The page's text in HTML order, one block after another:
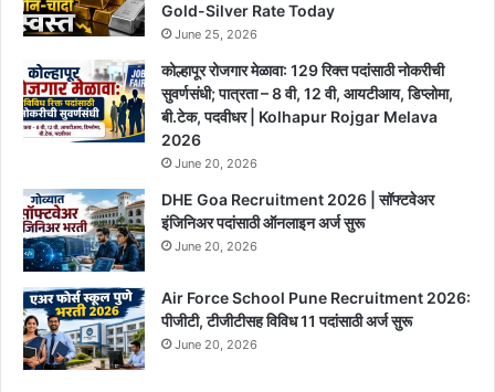
Gold-Silver Rate Today
June 25, 2026
कोल्हापूर रोजगार मेळावा: 129 रिक्त पदांसाठी नोकरीची
सुवर्णसंधी; पात्रता – 8 वी, 12 वी, आयटीआय, डिप्लोमा,
बी.टेक, पदवीधर | Kolhapur Rojgar Melava
2026
June 20, 2026
DHE Goa Recruitment 2026 | सॉफ्टवेअर
इंजिनिअर पदांसाठी ऑनलाइन अर्ज सुरू
June 20, 2026
Air Force School Pune Recruitment 2026:
पीजीटी, टीजीटीसह विविध 11 पदांसाठी अर्ज सुरू
June 20, 2026